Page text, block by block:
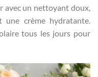
avec un nettoyant doux,
crème hydratante.
tous les jours pour